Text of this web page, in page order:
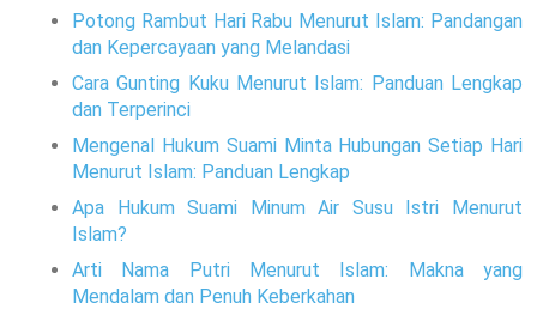
Potong Rambut Hari Rabu Menurut Islam: Pandangan
dan Kepercayaan yang Melandasi
Cara Gunting Kuku Menurut Islam: Panduan Lengkap
dan Terperinci
Mengenal Hukum Suami Minta Hubungan Setiap Hari
Menurut Islam: Panduan Lengkap
Apa Hukum Suami Minum Air Susu Istri Menurut
Islam?
Arti Nama Putri Menurut Islam: Makna yang
Mendalam dan Penuh Keberkahan